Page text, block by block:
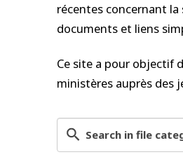
récentes concernant
documents et liens
Ce site a pour objectif
ministères auprès des